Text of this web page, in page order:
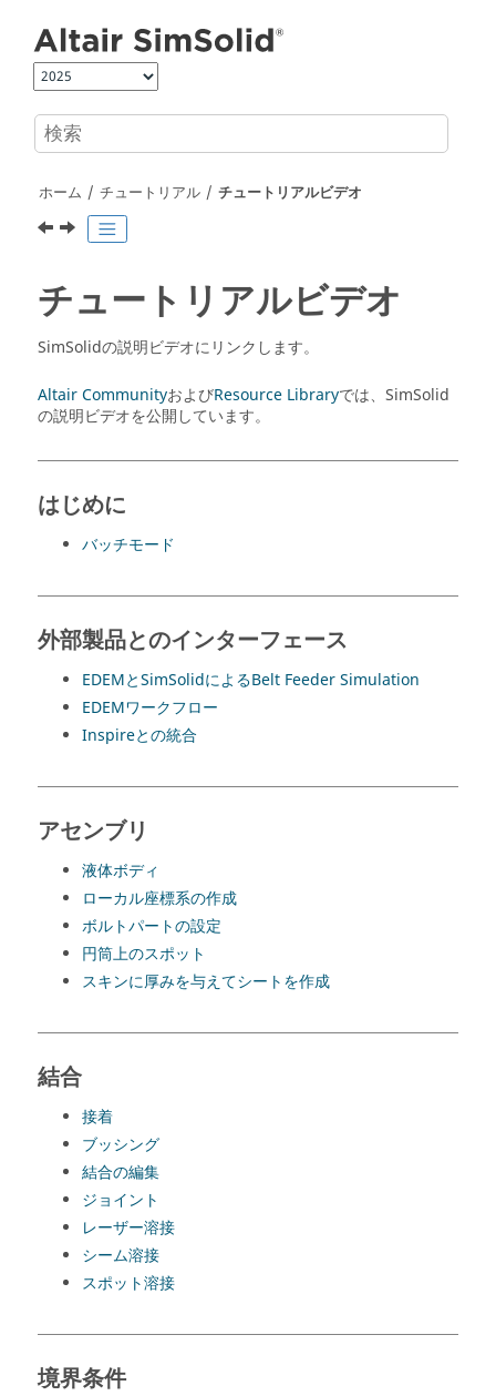
ホーム チュートリアル チュートリアルビデオ
チュートリアルビデオ
SimSolidの説明ビデオにリンクします。
Altair CommunityおよびResource Libraryでは、 SimSolid
の説明ビデオを公開しています。
はじめに
バッチモード
外部製品とのインターフェース
EDEMとSimSolidによるBelt Feeder Simulation
EDEMワークフロー
Inspireとの統合
アセンブリ
液体ボディ
ローカル座標系の作成
ボルトパートの設定
円筒上のスポット
スキンに厚みを与えてシートを作成
結合
接着
ブッシング
結合の編集
ジョイント
レーザー溶接
シーム溶接
スポット溶接
境界条件